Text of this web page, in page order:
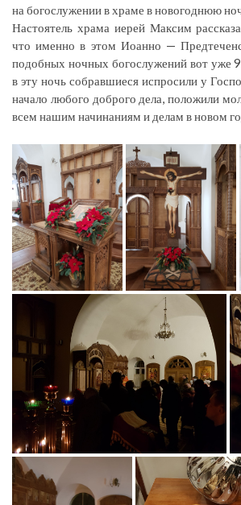
на богослужении в храме в новогоднюю
Настоятель храма иерей Максим
что именно в этом Иоанно —
подобных ночных богослужений вот уже
в эту ночь собравшиеся испросили у
начало любого доброго дела, положили
всем нашим начинаниям и делам в новом